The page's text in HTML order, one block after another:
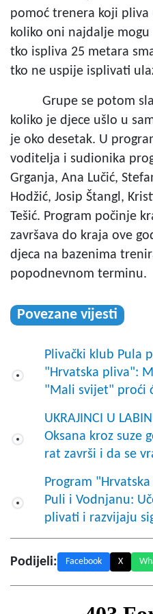
pomoć trenera koji pliva
koliko oni najdalje
tko ispliva 25 metara
tko ne uspije isplivati
Grupe se potom
koliko je djece ušlo u
je oko desetak. U
voditelja i sudionika
Grganja, Ana Lučić,
Hodžić, Josip Štangl,
Tešić. Program počinje
završava do kraja ove
djeca na bazenima
popodnevnom terminu.
Povezane vijesti
Plivački klub Pula
"Hrvatska pliva":
"Mali svijet" proći
UKRAJINCI U
Oksana kroz suze
rat završi i da se
Program
Puli i Vodnjanu:
plivati i razvijaju
Podijeli: Facebook X